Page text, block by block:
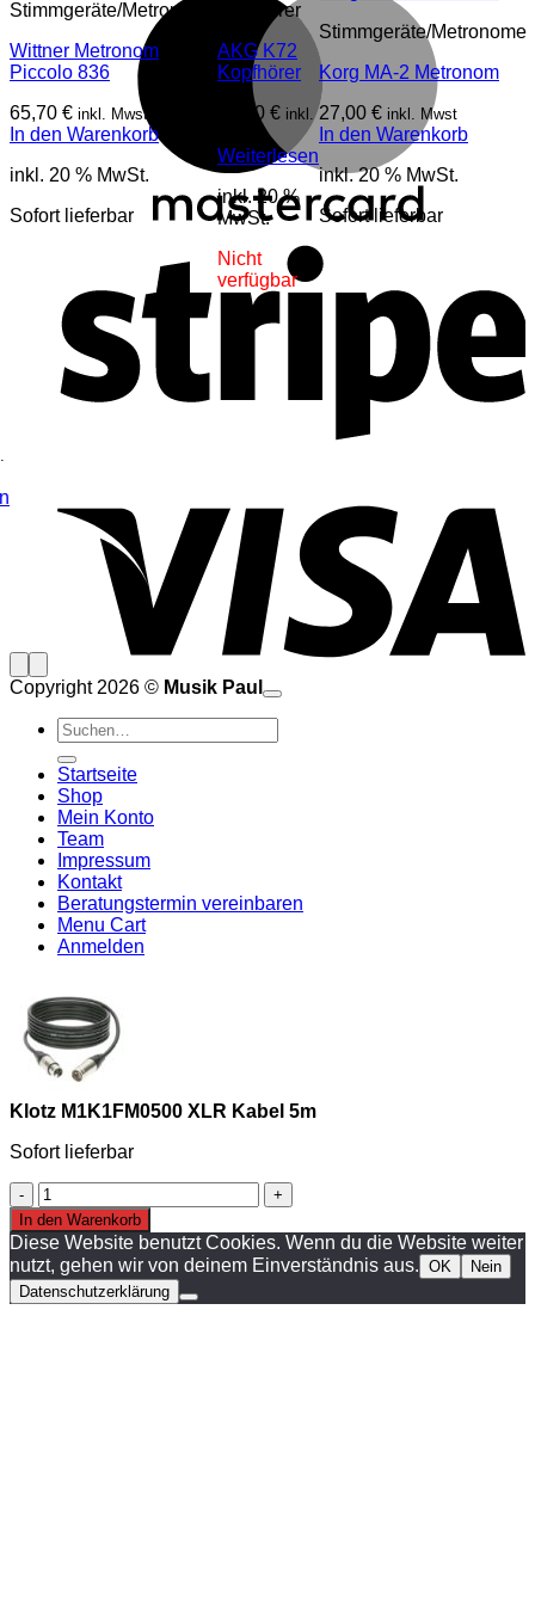
Stimmgeräte/Metronome
Wittner Metronom
Piccolo 836
65,70 € inkl. Mwst
In den Warenkorb
inkl. 20 % MwSt.
Sofort lieferbar
Kopfhörer
AKG K72
Kopfhörer
49,00€ inkl.
Weiterlesen
inkl. 20 %
MwSt.
Nicht
verfügbar
Stimmgeräte/Metronome
Korg MA-2 Metronom
27,00 € inkl. Mwst
In den Warenkorb
inkl. 20 % MwSt.
Sofort lieferbar
Copyright 2026 © Musik Paul
Suchen
nach:
Startseite
Shop
Mein Konto
Team
Impressum
Kontakt
Beratungstermin vereinbaren
Menu Cart
Anmelden
Klotz M1K1FM0500 XLR Kabel 5m
Sofort lieferbar
Klotz
M1K1FM0500
XLR
Kabel
5m
Menge
In den Warenkorb
Diese Website benutzt Cookies. Wenn du die Website weiter
nutzt, gehen wir von deinem Einverständnis aus. OK
Nein
Datenschutzerklärung